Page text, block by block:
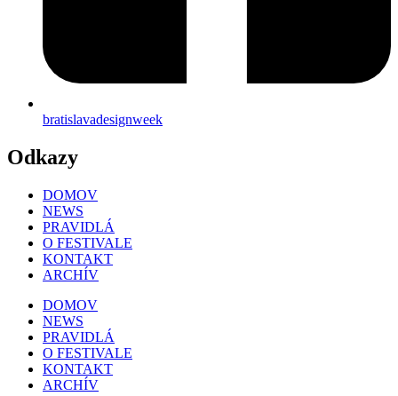
bratislavadesignweek
Odkazy
DOMOV
NEWS
PRAVIDLÁ
O FESTIVALE
KONTAKT
ARCHÍV
DOMOV
NEWS
PRAVIDLÁ
O FESTIVALE
KONTAKT
ARCHÍV